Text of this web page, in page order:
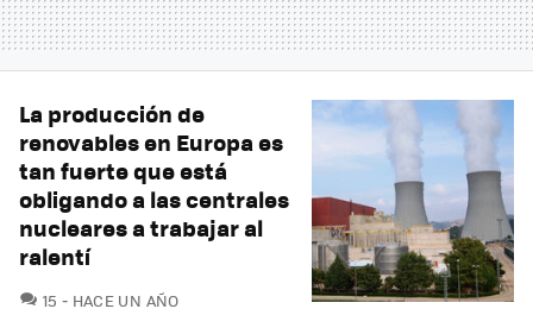
La producción de
renovables en Europa es
tan fuerte que está
obligando a las centrales
nucleares a trabajar al
ralentí
15 COMENTARIOS
HACE UN AÑO